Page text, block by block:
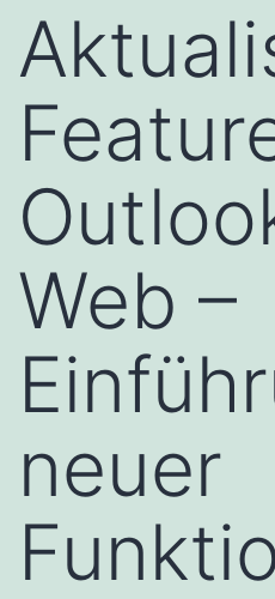
Web –
neuer